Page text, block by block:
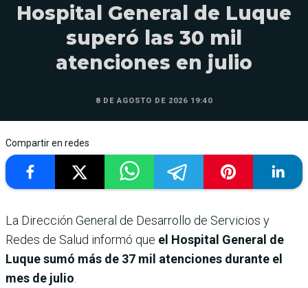
Hospital General de Luque
superó las 30 mil
atenciones en julio
8 DE AGOSTO DE 2026 19:40
Compartir en redes
La Dirección General de Desarrollo de Servicios y
Redes de Salud informó que el Hospital General de
Luque sumó más de 37 mil atenciones durante el
mes de julio